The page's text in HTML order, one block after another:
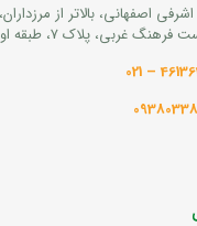
اشرفی اصفهانی، بالاتر از
پلاک 7، طبقه اول، زنگ دوم